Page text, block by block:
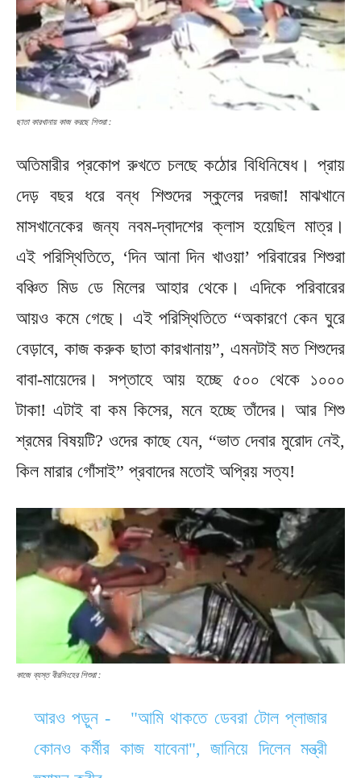
ছাতা কারখানায় কাজ করছে শিশুরা :
অতিমারীর প্রকোপ রুখতে চলছে কঠোর বিধিনিষেধ। প্রায়
দেড় বছর ধরে বন্ধ শিশুদের স্কুলের দরজা! মাঝখানে
মাসখানেকের জন্য নবম-দ্বাদশের ক্লাস হয়েছিল মাত্র।
এই পরিস্থিতিতে, ‘দিন আনা দিন খাওয়া’ পরিবারের শিশুরা
বঞ্চিত মিড ডে মিলের আহার থেকে। এদিকে পরিবারের
আয়ও কমে গেছে। এই পরিস্থিতিতে “অকারণে কেন ঘুরে
বেড়াবে, কাজ করুক ছাতা কারখানায়”, এমনটাই মত শিশুদের
বাবা-মায়েদের। সপ্তাহে আয় হচ্ছে ৫০০ থেকে ১০০০
টাকা! এটাই বা কম কিসের, মনে হচ্ছে তাঁদের। আর শিশু
শ্রমের বিষয়টি? ওদের কাছে যেন, “ভাত দেবার মুরোদ নেই,
কিল মারার গোঁসাই” প্রবাদের মতোই অপ্রিয় সত্য!
কাজে ব্যস্ত বীরসিংহের শিশুরা :
আরও পড়ুন -
"আমি থাকতে ডেবরা টোল প্লাজার
কোনও কর্মীর কাজ যাবেনা", জানিয়ে দিলেন মন্ত্রী